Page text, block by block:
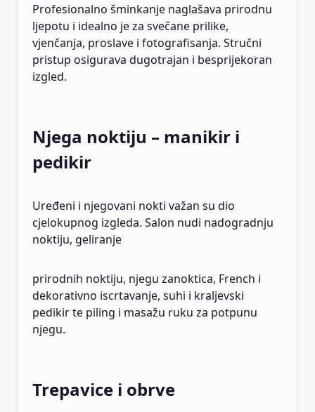
Profesionalno šminkanje naglašava prirodnu
ljepotu i idealno je za svečane prilike,
vjenčanja, proslave i fotografisanja. Stručni
pristup osigurava dugotrajan i besprijekoran
izgled.
Njega noktiju – manikir i
pedikir
Uređeni i njegovani nokti važan su dio
cjelokupnog izgleda. Salon nudi nadogradnju
noktiju, geliranje
prirodnih noktiju, njegu zanoktica, French i
dekorativno iscrtavanje, suhi i kraljevski
pedikir te piling i masažu ruku za potpunu
njegu.
Trepavice i obrve